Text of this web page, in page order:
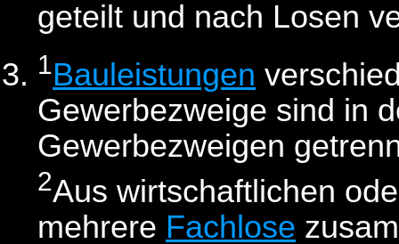
geteilt und nach Losen
1Bauleistungen
Gewerbezweige sind in
Gewerbezweigen
2Aus wirtschaftlichen
mehrere Fachlose